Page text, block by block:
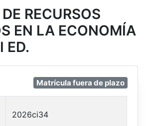
RECURSOS
EN LA ECONOMÍA
ED.
Matrícula fuera de plazo
2026ci34